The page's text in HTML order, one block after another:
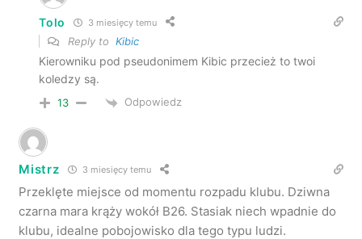
Tolo 3 miesięcy temu
Reply toKibic
Kierowniku pod pseudonimem Kibic przecież to twoi
koledzy są.
13 Odpowiedz
Mistrz 3 miesięcy temu
Przeklęte miejsce od momentu rozpadu klubu. Dziwna
czarna mara krąży wokół B26. Stasiak niech wpadnie do
klubu, idealne pobojowisko dla tego typu ludzi.